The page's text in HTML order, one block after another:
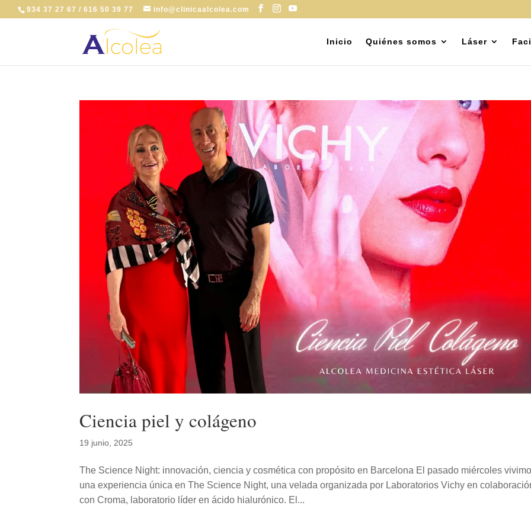
934 37 27 67 / 616 50 39 77 info@clinicaalcolea.com
Inicio Quiénes somos Láser
Ciencia piel y colágeno
19 junio, 2025
The Science Night: innovación, ciencia y cosmética con propósito en Barcelona El pasado miércoles
una experiencia única en The Science Night, una velada organizada por Laboratorios Vichy en
con Croma, laboratorio líder en ácido hialurónico. El...